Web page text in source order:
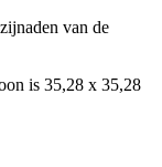
van de
is 35,28 x 35,28